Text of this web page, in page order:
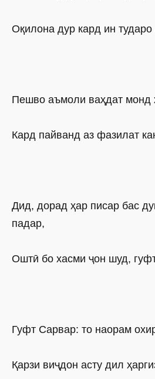
Оқилона дур кард ин тударо
Пешво аъмоли ваҳдат монд
Кард пайванд аз фазилат
Дид, дорад ҳар писар бас
падар,
Оштӣ бо хасми ҷон шуд,
Гуфт Сарвар: то наорам
Қарзи виҷдон асту дил